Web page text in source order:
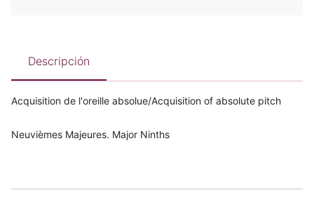
Descripción
Acquisition de l'oreille absolue/Acquisition of absolute pitch
Neuvièmes Majeures. Major Ninths